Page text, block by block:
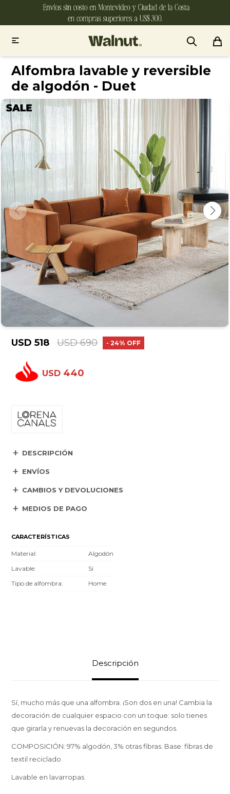

Alfombra lavable y reversible
de algodón - Duet
USD 518 USD 690 24
USD 440
DESCRIPCIÓN
ENVÍOS
CAMBIOS Y DEVOLUCIONES
MEDIOS DE PAGO
CARACTERÍSTICAS
Material
Algodón
Lavable
Si
Tipo de alfombra
Home
Descripción
Sí, mucho más que una alfombra. ¡Son dos en una! Cambia la
decoración de cualquier espacio con un toque: solo tienes
que girarla y renuevas la decoración en segundos.
COMPOSICIÓN: 97% algodón, 3% otras fibras. Base: fibras de
textil reciclado
Lavable en lavarropas